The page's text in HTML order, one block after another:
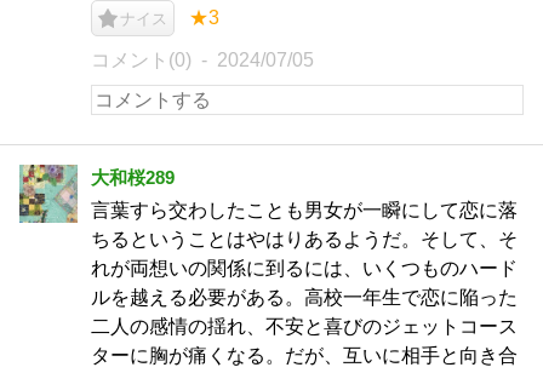
ナイス ★3
コメント(0) 2024/07/05
大和桜289
言葉すら交わしたことも男女が一瞬にして恋に落
ちるということはやはりあるようだ。そして、そ
れが両想いの関係に到るには、いくつものハード
ルを越える必要がある。高校一年生で恋に陥った
二人の感情の揺れ、不安と喜びのジェットコース
ターに胸が痛くなる。だが、互いに相手と向き合